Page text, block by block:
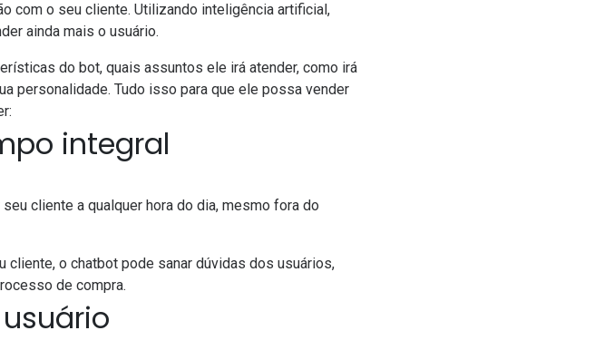
com o seu cliente. Utilizando inteligência artificial,
ainda mais o usuário.
do bot, quais assuntos ele irá atender, como irá
personalidade. Tudo isso para que ele possa vender
integral
cliente a qualquer hora do dia, mesmo fora do
o chatbot pode sanar dúvidas dos usuários,
de compra.